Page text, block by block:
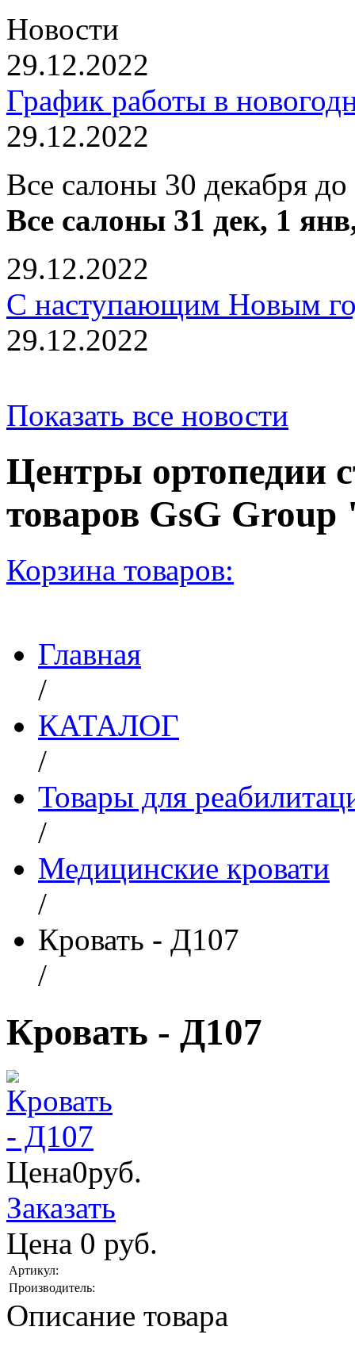
Новости
29.12.2022
График работы в
29.12.2022
Все салоны 30 декабря
Все салоны 31 дек, 1
29.12.2022
С наступающим Новым
29.12.2022
Показать все новости
Центры ортопедии
товаров GsG
Корзина товаров:
Главная
/
КАТАЛОГ
/
Товары для
/
Медицинские кровати
/
Кровать - Д107
/
Кровать - Д107
Цена0руб.
Заказать
Цена 0 руб.
Артикул:
Производитель:
Описание товара